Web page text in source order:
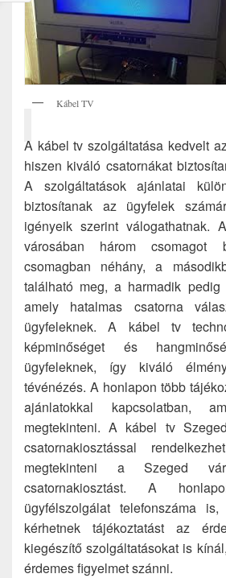
Kábel TV
A kábel tv szolgáltatása kedvelt
hiszen kiváló csatornákat
A szolgáltatások ajánlatai
biztosítanak az ügyfelek
igényeik szerint válogathatnak.
városában három
csomagban néhány, a
található meg, a harmadik
amely hatalmas csatorna
ügyfeleknek. A kábel tv
képminőséget és
ügyfeleknek, így kiváló
tévénézés. A honlapon több
ajánlatokkal kapcsolatban,
megtekinteni. A kábel tv
csatornakiosztással
megtekinteni a Szeged
csatornakiosztást. A
ügyfélszolgálat telefonszáma
kérhetnek tájékoztatást az
kiegészítő szolgáltatásokat is
érdemes figyelmet szánni.